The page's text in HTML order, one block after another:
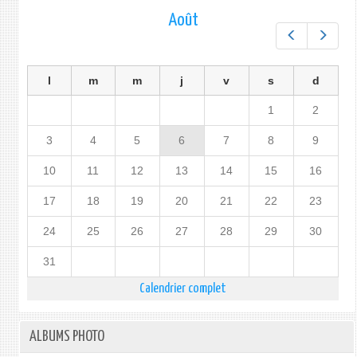
Préc.
Août
l m m j v s d
1 2
3 4 5 6 7 8 9
10 11 12 13 14 15 16
17 18 19 20 21 22 23
24 25 26 27 28 29 30
31
Calendrier complet
ALBUMS PHOTO